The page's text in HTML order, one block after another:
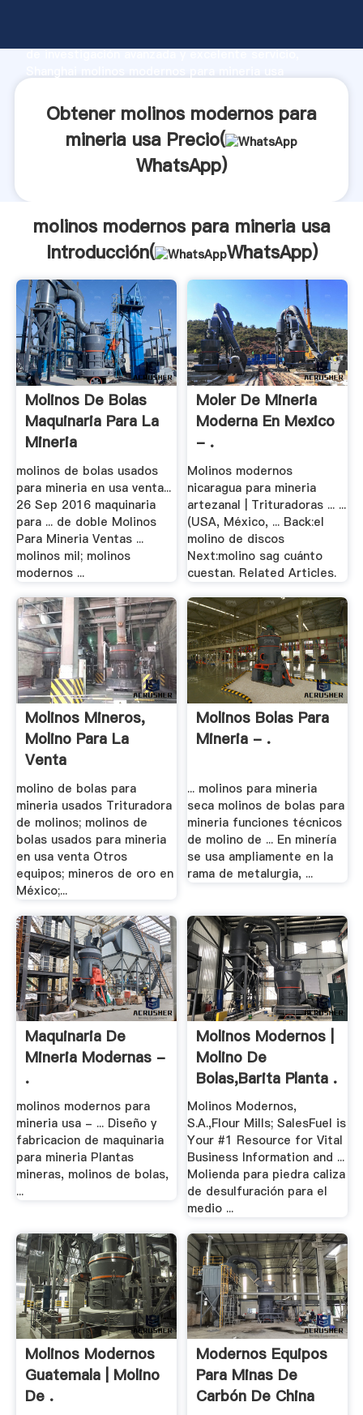
de investigación avanzada y excelente servicio,
clientes.
Obtener molinos modernos para
mineria usa Precio(
WhatsApp)
molinos modernos para mineria usa
Introducción(
WhatsApp)
Molinos De Bolas
Maquinaria Para La
Mineria
molinos de bolas usados
para mineria en usa venta...
26 Sep 2016 maquinaria
para ... de doble Molinos
Para Mineria Ventas ...
molinos mil; molinos
modernos ...
Moler De Mineria
Moderna En Mexico
- .
Molinos modernos
nicaragua para mineria
artezanal | Trituradoras ... ...
(USA, México, ... Back:el
molino de discos
Next:molino sag cuánto
cuestan. Related Articles.
Molinos Mineros,
Molino Para La
Venta
molino de bolas para
mineria usados Trituradora
de molinos; molinos de
bolas usados para mineria
en usa venta Otros
equipos; mineros de oro en
México;...
Molinos Bolas Para
Mineria - .
... molinos para mineria
seca molinos de bolas para
mineria funciones técnicos
de molino de ... En minería
se usa ampliamente en la
rama de metalurgia, ...
Maquinaria De
Mineria Modernas -
.
molinos modernos para
mineria usa - ... Diseño y
fabricacion de maquinaria
para mineria Plantas
mineras, molinos de bolas,
...
Molinos Modernos |
Molino De
Bolas,Barita Planta .
Molinos Modernos,
S.A.,Flour Mills; SalesFuel is
Your #1 Resource for Vital
Business Information and ...
Molienda para piedra caliza
de desulfuración para el
medio ...
Molinos Modernos
Guatemala | Molino
De .
Modernos Equipos
Para Minas De
Carbón De China